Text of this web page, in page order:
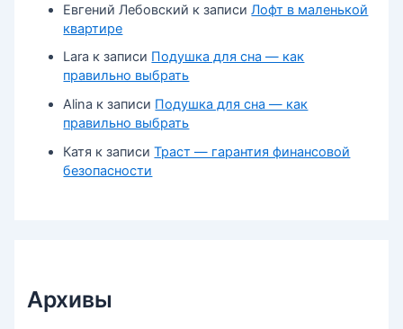
Евгений Лебовский к записиЛофт в маленькой
квартире
Lara к записи Подушка для сна — как
правильно выбрать
Alina к записи Подушка для сна — как
правильно выбрать
Катя к записиТраст — гарантия финансовой
безопасности
Архивы